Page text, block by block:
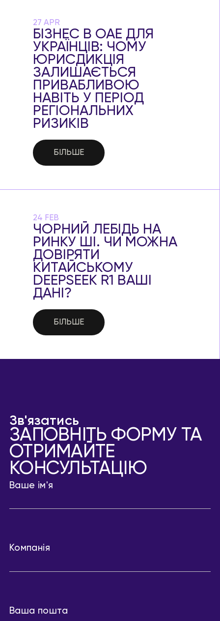
27 APR
БІЗНЕС В ОАЕ ДЛЯ
УКРАЇНЦІВ: ЧОМУ
ЮРИСДИКЦІЯ
ЗАЛИШАЄТЬСЯ
ПРИВАБЛИВОЮ
НАВІТЬ У ПЕРІОД
РЕГІОНАЛЬНИХ
РИЗИКІВ
БІЛЬШЕ
24 FEB
ЧОРНИЙ ЛЕБІДЬ НА
РИНКУ ШІ. ЧИ МОЖНА
ДОВІРЯТИ
КИТАЙСЬКОМУ
DEEPSEEK R1 ВАШІ
ДАНІ?
БІЛЬШЕ
Зв'язатись
ЗАПОВНІТЬ ФОРМУ ТА
ОТРИМАЙТЕ
КОНСУЛЬТАЦІЮ